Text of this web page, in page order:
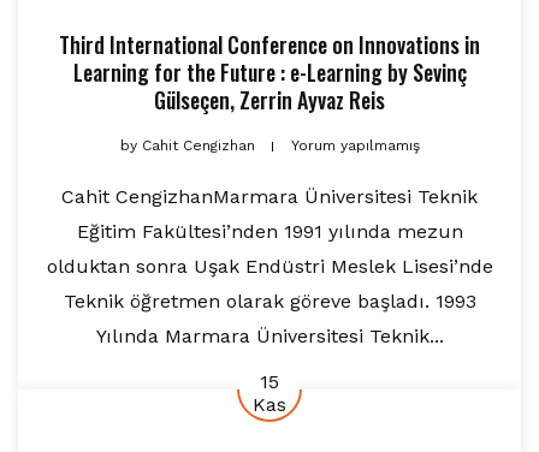
Third International Conference on Innovations in
Learning for the Future : e-LearningbySevinç
Gülseçen,Zerrin Ayvaz Reis
byCahit Cengizhan Yorum yapılmamış
Cahit CengizhanMarmara Üniversitesi Teknik
Eğitim Fakültesi’nden 1991 yılında mezun
olduktan sonra Uşak Endüstri Meslek Lisesi’nde
Teknik öğretmen olarak göreve başladı. 1993
Yılında Marmara Üniversitesi Teknik...
15
Kas